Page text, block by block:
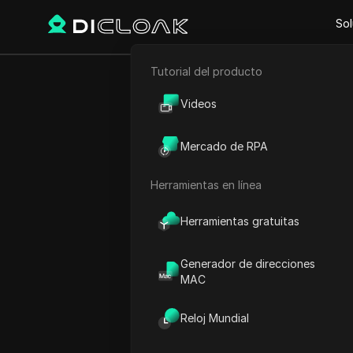
Comercio electrónico
Tutorial del producto
Videos
Mercado de RPA
Herramientas en línea
Herramientas gratuitas
Generador de direcciones
MAC
Reloj Mundial
Atrás
Los
23 sep 2025
La privacidad y la
administre varias cuentas
puede ayudar a